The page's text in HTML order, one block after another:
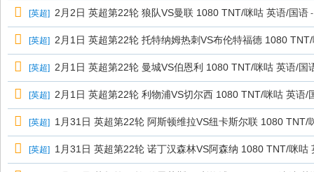
[英超] 2月2日 英超第22轮 狼队VS曼联 1080 TNT/咪咕 英语/国语
[英超] 2月1日 英超第22轮 托特纳姆热刺VS布伦特福德 1080
[英超] 2月1日 英超第22轮 曼城VS伯恩利 1080 TNT/咪咕 英语/国
[英超] 2月1日 英超第22轮 利物浦VS切尔西 1080 TNT/咪咕 英语/
[英超] 1月31日 英超第22轮 阿斯顿维拉VS纽卡斯尔联 1080 TNT/
[英超] 1月31日 英超第22轮 诺丁汉森林VS阿森纳 1080 TNT/咪咕